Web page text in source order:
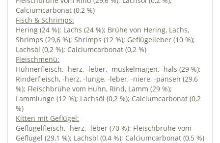
Calciumcarbonat (0,2 %)
Fisch & Schrimps:
Hering (24 %); Lachs (24 %); Brühe von Hering, Lachs,
Shrimps (29,6 %); Shrimps (12 %); Geflügelleber (10 %);
Lachsöl (0,2 %); Calciumcarbonat (0,2 %)
Fleischmenü:
Hühnerfleisch, -herz, -leber, -muskelmagen, -hals (29 %);
Rinderfleisch, -herz, -lunge, -leber, -niere, -pansen (29,6
%); Fleischbrühe vom Huhn, Rind, Lamm (29 %);
Lammlunge (12 %); Lachsöl (0,2 %); Calciumcarbonat (0,2
%)
Kitten mit Geflügel:
Geflügelfleisch, -herz, -leber (70 %); Fleischbrühe vom
Geflügel (29,1 %); Lachsöl (0,4 %); Calciumcarbonat (0,5 %)